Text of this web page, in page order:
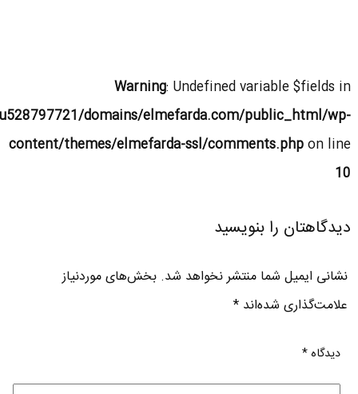
Warning: Undefined variable $fields in
domains/elmefarda.com/public_html/wp-
content/themes/elmefarda-ssl/comments.phpon line
10
دیدگاهتان را بنویسید
نشانی ایمیل شما منتشر نخواهد شد. بخش‌های موردنیاز
علامت‌گذاری شده‌اند*
دیدگاه*